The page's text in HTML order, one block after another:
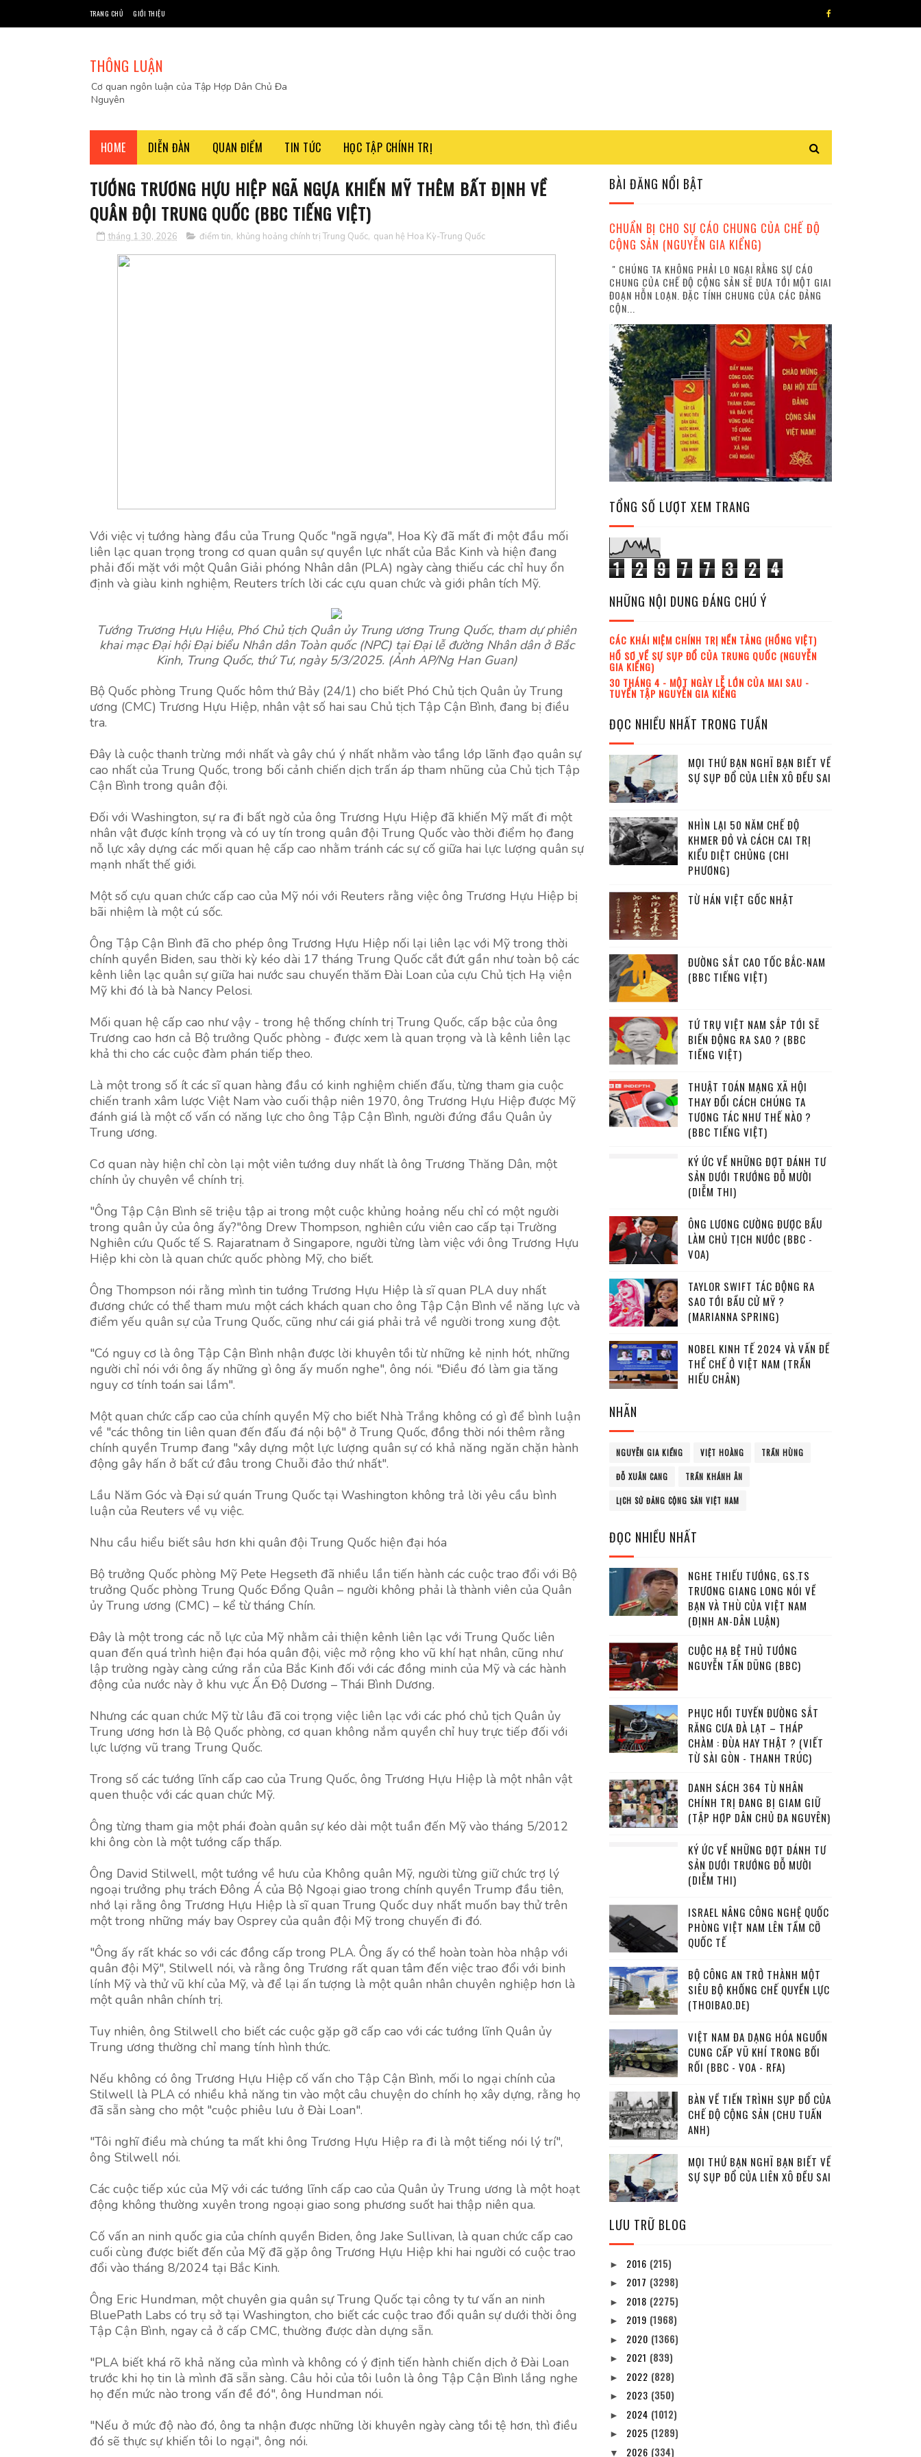
TRANG CHỦ GIỚI THIỆU
THÔNG LUẬN
Cơ quan ngôn luận của Tập Hợp Dân Chủ Đa
Nguyên
HOME DIỄN ĐÀN QUAN ĐIỂM TIN TỨC HỌC TẬP CHÍNH TRỊ
TƯỚNG TRƯƠNG HỰU HIỆP NGÃ NGỰA KHIẾN MỸ THÊM BẤT ĐỊNH VỀ
QUÂN ĐỘI TRUNG QUỐC (BBC TIẾNG VIỆT)
tháng 1 30, 2026 điểm tin, khủng hoảng chính trị Trung Quốc, quan hệ Hoa Kỳ-Trung Quốc
Với việc vị tướng hàng đầu của Trung Quốc "ngã ngựa", Hoa Kỳ đã mất đi một đầu mối
liên lạc quan trọng trong cơ quan quân sự quyền lực nhất của Bắc Kinh và hiện đang
phải đối mặt với một Quân Giải phóng Nhân dân (PLA) ngày càng thiếu các chỉ huy ổn
định và giàu kinh nghiệm, Reuters trích lời các cựu quan chức và giới phân tích Mỹ.
Tướng Trương Hựu Hiệu, Phó Chủ tịch Quân ủy Trung ương Trung Quốc, tham dự phiên
khai mạc Đại hội Đại biểu Nhân dân Toàn quốc (NPC) tại Đại lễ đường Nhân dân ở Bắc
Kinh, Trung Quốc, thứ Tư, ngày 5/3/2025. (Ảnh AP/Ng Han Guan)
Bộ Quốc phòng Trung Quốc hôm thứ Bảy (24/1) cho biết Phó Chủ tịch Quân ủy Trung
ương (CMC) Trương Hựu Hiệp, nhân vật số hai sau Chủ tịch Tập Cận Bình, đang bị điều
tra.
Đây là cuộc thanh trừng mới nhất và gây chú ý nhất nhằm vào tầng lớp lãnh đạo quân sự
cao nhất của Trung Quốc, trong bối cảnh chiến dịch trấn áp tham nhũng của Chủ tịch Tập
Cận Bình trong quân đội.
Đối với Washington, sự ra đi bất ngờ của ông Trương Hựu Hiệp đã khiến Mỹ mất đi một
nhân vật được kính trọng và có uy tín trong quân đội Trung Quốc vào thời điểm họ đang
nỗ lực xây dựng các mối quan hệ cấp cao nhằm tránh các sự cố giữa hai lực lượng quân sự
mạnh nhất thế giới.
Một số cựu quan chức cấp cao của Mỹ nói với Reuters rằng việc ông Trương Hựu Hiệp bị
bãi nhiệm là một cú sốc.
Ông Tập Cận Bình đã cho phép ông Trương Hựu Hiệp nối lại liên lạc với Mỹ trong thời
chính quyền Biden, sau thời kỳ kéo dài 17 tháng Trung Quốc cắt đứt gần như toàn bộ các
kênh liên lạc quân sự giữa hai nước sau chuyến thăm Đài Loan của cựu Chủ tịch Hạ viện
Mỹ khi đó là bà Nancy Pelosi.
Mối quan hệ cấp cao như vậy - trong hệ thống chính trị Trung Quốc, cấp bậc của ông
Trương cao hơn cả Bộ trưởng Quốc phòng - được xem là quan trọng và là kênh liên lạc
khả thi cho các cuộc đàm phán tiếp theo.
Là một trong số ít các sĩ quan hàng đầu có kinh nghiệm chiến đấu, từng tham gia cuộc
chiến tranh xâm lược Việt Nam vào cuối thập niên 1970, ông Trương Hựu Hiệp được Mỹ
đánh giá là một cố vấn có năng lực cho ông Tập Cận Bình, người đứng đầu Quân ủy
Trung ương.
Cơ quan này hiện chỉ còn lại một viên tướng duy nhất là ông Trương Thăng Dân, một
chính ủy chuyên về chính trị.
"Ông Tập Cận Bình sẽ triệu tập ai trong một cuộc khủng hoảng nếu chỉ có một người
trong quân ủy của ông ấy?"ông Drew Thompson, nghiên cứu viên cao cấp tại Trường
Nghiên cứu Quốc tế S. Rajaratnam ở Singapore, người từng làm việc với ông Trương Hựu
Hiệp khi còn là quan chức quốc phòng Mỹ, cho biết.
Ông Thompson nói rằng mình tin tướng Trương Hựu Hiệp là sĩ quan PLA duy nhất
đương chức có thể tham mưu một cách khách quan cho ông Tập Cận Bình về năng lực và
điểm yếu quân sự của Trung Quốc, cũng như cái giá phải trả về người trong xung đột.
"Có nguy cơ là ông Tập Cận Bình nhận được lời khuyên tồi từ những kẻ nịnh hót, những
người chỉ nói với ông ấy những gì ông ấy muốn nghe", ông nói. "Điều đó làm gia tăng
nguy cơ tính toán sai lầm".
Một quan chức cấp cao của chính quyền Mỹ cho biết Nhà Trắng không có gì để bình luận
về "các thông tin liên quan đến đấu đá nội bộ" ở Trung Quốc, đồng thời nói thêm rằng
chính quyền Trump đang "xây dựng một lực lượng quân sự có khả năng ngăn chặn hành
động gây hấn ở bất cứ đâu trong Chuỗi đảo thứ nhất".
Lầu Năm Góc và Đại sứ quán Trung Quốc tại Washington không trả lời yêu cầu bình
luận của Reuters về vụ việc.
Nhu cầu hiểu biết sâu hơn khi quân đội Trung Quốc hiện đại hóa
Bộ trưởng Quốc phòng Mỹ Pete Hegseth đã nhiều lần tiến hành các cuộc trao đổi với Bộ
trưởng Quốc phòng Trung Quốc Đổng Quân – người không phải là thành viên của Quân
ủy Trung ương (CMC) – kể từ tháng Chín.
Đây là một trong các nỗ lực của Mỹ nhằm cải thiện kênh liên lạc với Trung Quốc liên
quan đến quá trình hiện đại hóa quân đội, việc mở rộng kho vũ khí hạt nhân, cũng như
lập trường ngày càng cứng rắn của Bắc Kinh đối với các đồng minh của Mỹ và các hành
động của nước này ở khu vực Ấn Độ Dương – Thái Bình Dương.
Nhưng các quan chức Mỹ từ lâu đã coi trọng việc liên lạc với các phó chủ tịch Quân ủy
Trung ương hơn là Bộ Quốc phòng, cơ quan không nắm quyền chỉ huy trực tiếp đối với
lực lượng vũ trang Trung Quốc.
Trong số các tướng lĩnh cấp cao của Trung Quốc, ông Trương Hựu Hiệp là một nhân vật
quen thuộc với các quan chức Mỹ.
Ông từng tham gia một phái đoàn quân sự kéo dài một tuần đến Mỹ vào tháng 5/2012
khi ông còn là một tướng cấp thấp.
Ông David Stilwell, một tướng về hưu của Không quân Mỹ, người từng giữ chức trợ lý
ngoại trưởng phụ trách Đông Á của Bộ Ngoại giao trong chính quyền Trump đầu tiên,
nhớ lại rằng ông Trương Hựu Hiệp là sĩ quan Trung Quốc duy nhất muốn bay thử trên
một trong những máy bay Osprey của quân đội Mỹ trong chuyến đi đó.
"Ông ấy rất khác so với các đồng cấp trong PLA. Ông ấy có thể hoàn toàn hòa nhập với
quân đội Mỹ", Stilwell nói, và rằng ông Trương rất quan tâm đến việc trao đổi với binh
lính Mỹ và thử vũ khí của Mỹ, và để lại ấn tượng là một quân nhân chuyên nghiệp hơn là
một quân nhân chính trị.
Tuy nhiên, ông Stilwell cho biết các cuộc gặp gỡ cấp cao với các tướng lĩnh Quân ủy
Trung ương thường chỉ mang tính hình thức.
Nếu không có ông Trương Hựu Hiệp cố vấn cho Tập Cận Bình, mối lo ngại chính của
Stilwell là PLA có nhiều khả năng tin vào một câu chuyện do chính họ xây dựng, rằng họ
đã sẵn sàng cho một "cuộc phiêu lưu ở Đài Loan".
"Tôi nghĩ điều mà chúng ta mất khi ông Trương Hựu Hiệp ra đi là một tiếng nói lý trí",
ông Stilwell nói.
Các cuộc tiếp xúc của Mỹ với các tướng lĩnh cấp cao của Quân ủy Trung ương là một hoạt
động không thường xuyên trong ngoại giao song phương suốt hai thập niên qua.
Cố vấn an ninh quốc gia của chính quyền Biden, ông Jake Sullivan, là quan chức cấp cao
cuối cùng được biết đến của Mỹ đã gặp ông Trương Hựu Hiệp khi hai người có cuộc trao
đổi vào tháng 8/2024 tại Bắc Kinh.
Ông Eric Hundman, một chuyên gia quân sự Trung Quốc tại công ty tư vấn an ninh
BluePath Labs có trụ sở tại Washington, cho biết các cuộc trao đổi quân sự dưới thời ông
Tập Cận Bình, ngay cả ở cấp CMC, thường được dàn dựng sẵn.
"PLA biết khá rõ khả năng của mình và không có ý định tiến hành chiến dịch ở Đài Loan
trước khi họ tin là mình đã sẵn sàng. Câu hỏi của tôi luôn là ông Tập Cận Bình lắng nghe
họ đến mức nào trong vấn đề đó", ông Hundman nói.
"Nếu ở mức độ nào đó, ông ta nhận được những lời khuyên ngày càng tồi tệ hơn, thì điều
đó sẽ thực sự khiến tôi lo ngại", ông nói.
BÀI ĐĂNG NỔI BẬT
CHUẨN BỊ CHO SỰ CÁO CHUNG CỦA CHẾ ĐỘ
CỘNG SẢN (NGUYỄN GIA KIỂNG)
" CHÚNG TA KHÔNG PHẢI LO NGẠI RẰNG SỰ CÁO
CHUNG CỦA CHẾ ĐỘ CỘNG SẢN SẼ ĐƯA TỚI MỘT GIAI
ĐOẠN HỖN LOẠN. ĐẶC TÍNH CHUNG CỦA CÁC ĐẢNG
CỘN...
TỔNG SỐ LƯỢT XEM TRANG
1 2 9 7 7 3 2 4
NHỮNG NỘI DUNG ĐÁNG CHÚ Ý
CÁC KHÁI NIỆM CHÍNH TRỊ NỀN TẢNG (HỒNG VIỆT)
HỒ SƠ VỀ SỰ SỤP ĐỔ CỦA TRUNG QUỐC (NGUYỄN
GIA KIỂNG)
30 THÁNG 4 - MỘT NGÀY LỄ LỚN CỦA MAI SAU -
TUYỂN TẬP NGUYỄN GIA KIỂNG
ĐỌC NHIỀU NHẤT TRONG TUẦN
MỌI THỨ BẠN NGHĨ BẠN BIẾT VỀ
SỰ SỤP ĐỔ CỦA LIÊN XÔ ĐỀU SAI
NHÌN LẠI 50 NĂM CHẾ ĐỘ
KHMER ĐỎ VÀ CÁCH CAI TRỊ
KIỂU DIỆT CHỦNG (CHI
PHƯƠNG)
TỪ HÁN VIỆT GỐC NHẬT
ĐƯỜNG SẮT CAO TỐC BẮC-NAM
(BBC TIẾNG VIỆT)
TỨ TRỤ VIỆT NAM SẮP TỚI SẼ
BIẾN ĐỘNG RA SAO ? (BBC
TIẾNG VIỆT)
THUẬT TOÁN MẠNG XÃ HỘI
THAY ĐỔI CÁCH CHÚNG TA
TƯƠNG TÁC NHƯ THẾ NÀO ?
(BBC TIẾNG VIỆT)
KÝ ỨC VỀ NHỮNG ĐỢT ĐÁNH TƯ
SẢN DƯỚI TRƯỚNG ĐỖ MƯỜI
(DIỄM THI)
ÔNG LƯƠNG CƯỜNG ĐƯỢC BẦU
LÀM CHỦ TỊCH NƯỚC (BBC -
VOA)
TAYLOR SWIFT TÁC ĐỘNG RA
SAO TỚI BẦU CỬ MỸ ?
(MARIANNA SPRING)
NOBEL KINH TẾ 2024 VÀ VẤN ĐỀ
THỂ CHẾ Ở VIỆT NAM (TRẦN
HIẾU CHÂN)
NHÃN
NGUYỄN GIA KIỂNG VIỆT HOÀNG TRẦN HÙNG
ĐỖ XUÂN CANG TRẦN KHÁNH ÂN
LỊCH SỬ ĐẢNG CỘNG SẢN VIỆT NAM
ĐỌC NHIỀU NHẤT
NGHE THIẾU TƯỚNG, GS.TS
TRƯƠNG GIANG LONG NÓI VỀ
BẠN VÀ THÙ CỦA VIỆT NAM
(ĐỊNH AN-DÂN LUẬN)
CUỘC HẠ BỆ THỦ TƯỚNG
NGUYỄN TẤN DŨNG (BBC)
PHỤC HỒI TUYẾN ĐƯỜNG SẮT
RĂNG CƯA ĐÀ LẠT – THÁP
CHÀM : ĐÙA HAY THẬT ? (VIẾT
TỪ SÀI GÒN - THANH TRÚC)
DANH SÁCH 364 TÙ NHÂN
CHÍNH TRỊ ĐANG BỊ GIAM GIỮ
(TẬP HỢP DÂN CHỦ ĐA NGUYÊN)
KÝ ỨC VỀ NHỮNG ĐỢT ĐÁNH TƯ
SẢN DƯỚI TRƯỚNG ĐỖ MƯỜI
(DIỄM THI)
ISRAEL NÂNG CÔNG NGHỆ QUỐC
PHÒNG VIỆT NAM LÊN TẦM CỠ
QUỐC TẾ
BỘ CÔNG AN TRỞ THÀNH MỘT
SIÊU BỘ KHỐNG CHẾ QUYỀN LỰC
(THOIBAO.DE)
VIỆT NAM ĐA DẠNG HÓA NGUỒN
CUNG CẤP VŨ KHÍ TRONG BỐI
RỐI (BBC - VOA - RFA)
BÀN VỀ TIẾN TRÌNH SỤP ĐỔ CỦA
CHẾ ĐỘ CỘNG SẢN (CHU TUẤN
ANH)
MỌI THỨ BẠN NGHĨ BẠN BIẾT VỀ
SỰ SỤP ĐỔ CỦA LIÊN XÔ ĐỀU SAI
LƯU TRỮ BLOG
► 2016 (215)
► 2017 (3298)
► 2018 (2275)
► 2019 (1968)
► 2020 (1366)
► 2021 (839)
► 2022 (828)
► 2023 (350)
► 2024 (1012)
► 2025 (1289)
▼ 2026 (334)